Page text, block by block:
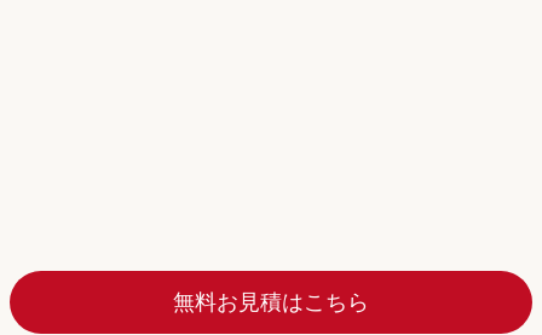
無料お見積はこちら